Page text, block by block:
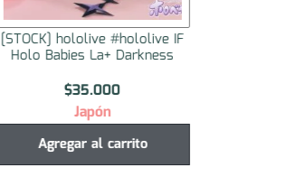
[STOCK] hololive #hololive IF
Holo Babies La+ Darkness
$35.000
Japón
Agregar al carrito